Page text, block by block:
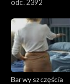
1501–1600
1401–1500
1301–1400
odc. 2392
Barwy szczęścia